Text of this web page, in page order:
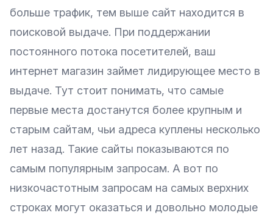
больше трафик, тем выше сайт находится в
поисковой выдаче. При поддержании
постоянного потока посетителей, ваш
интернет магазин займет лидирующее место в
выдаче. Тут стоит понимать, что самые
первые места достанутся более крупным и
старым сайтам, чьи адреса куплены несколько
лет назад. Такие сайты показываются по
самым популярным запросам. А вот по
низкочастотным запросам на самых верхних
строках могут оказаться и довольно молодые